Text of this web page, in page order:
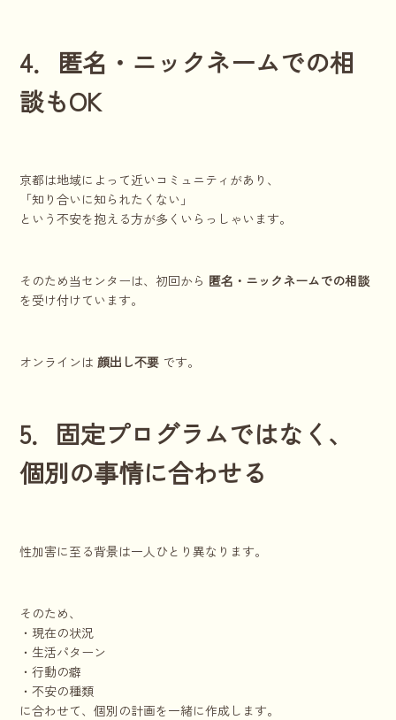
4．匿名・ニックネームでの相
談もOK
京都は地域によって近いコミュニティがあり、
「知り合いに知られたくない」
という不安を抱える方が多くいらっしゃいます。
そのため当センターは、初回から 匿名・ニックネームでの相談
を受け付けています。
オンラインは 顔出し不要 です。
5．固定プログラムではなく、
個別の事情に合わせる
性加害に至る背景は一人ひとり異なります。
そのため、
・現在の状況
・生活パターン
・行動の癖
・不安の種類
に合わせて、個別の計画を一緒に作成します。